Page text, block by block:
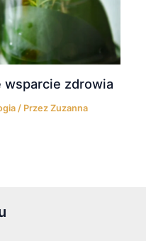
wsparcie zdrowia
/ PrzezZuzanna